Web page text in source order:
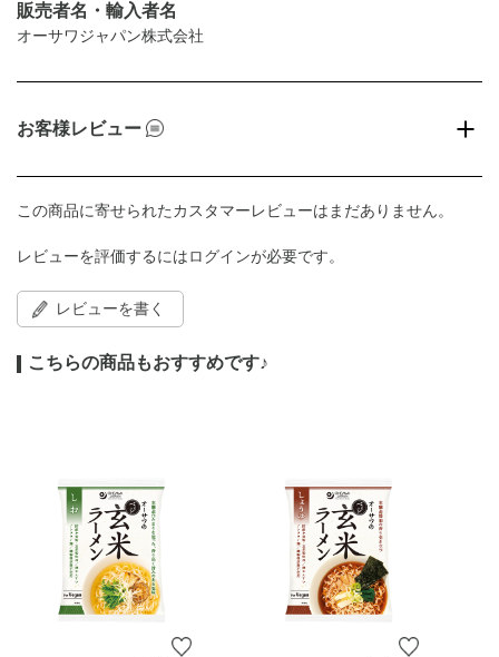
販売者名・輸入者名
オーサワジャパン株式会社
お客様レビュー
この商品に寄せられたカスタマーレビューはまだありません。
レビューを評価するにはログインが必要です。
レビューを書く
こちらの商品もおすすめです♪